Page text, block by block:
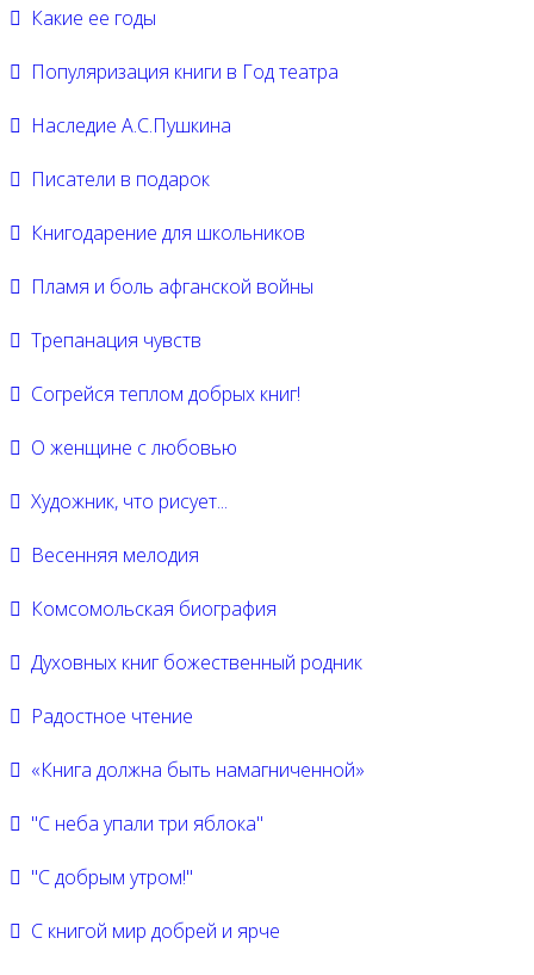
Какие ее годы
Популяризация книги в Год театра
Наследие А.С.Пушкина
Писатели в подарок
Книгодарение для школьников
Пламя и боль афганской войны
Трепанация чувств
Согрейся теплом добрых книг!
О женщине с любовью
Художник, что рисует...
Весенняя мелодия
Комсомольская биография
Духовных книг божественный родник
Радостное чтение
«Книга должна быть намагниченной»
"С неба упали три яблока"
"С добрым утром!"
С книгой мир добрей и ярче